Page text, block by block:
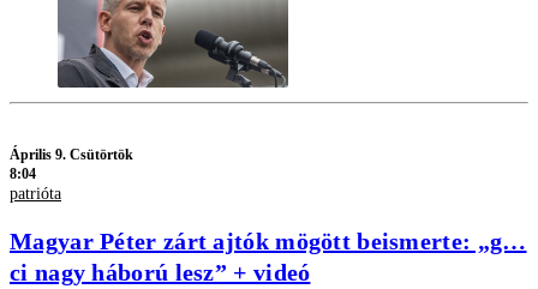
Április 9. Csütörtök
8:04
patrióta
Magyar Péter zárt ajtók mögött beismerte: „g…
ci nagy háború lesz” + videó